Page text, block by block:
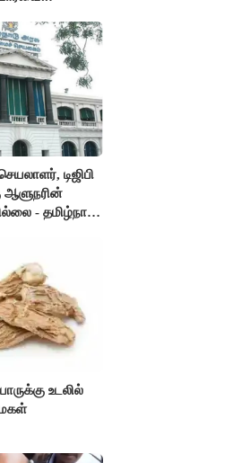
டிஜிபி
ஆளுநரின்
- தமிழ்நாடு
உடலில்